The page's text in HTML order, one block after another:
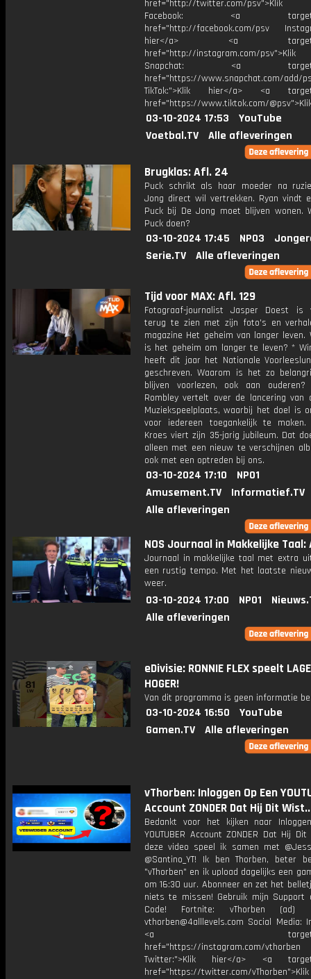
href="http://twitter.com/psv">Klik
Facebook: <a
href="http://facebook.com/psv
hier</a> <a
href="http://instagram.com/
Snapchat: <a
href="https://www.snapchat.com/add/
TikTok:">Klik hier</a> <a
href="https://www.tiktok.com/
03-10-2024 17:53
YouTube
Voetbal.TV
Alle afleveringen
Brugklas: Afl. 24
Puck schrikt als haar moeder na
Jong direct wil vertrekken. Ryan vindt
Puck bij De Jong moet blijven wonen.
Puck doen?
03-10-2024 17:45 NPO3
Serie.TV
Alle afleveringen
Tijd voor MAX: Afl. 129
Fotograaf-journalist Jasper Doest is
terug te zien met zijn foto's en
magazine Het geheim van langer leven.
is het geheim om langer te leven? *
heeft dit jaar het Nationale
geschreven. Waarom is het zo
blijven voorlezen, ook aan
Rombley vertelt over de lancering van
Muziekspeelplaats, waarbij het doel is
voor iedereen toegankelijk te
Kroes viert zijn 35-jarig jubileum. Dat
alleen met een nieuw te verschijnen
ook met een optreden bij ons.
03-10-2024 17:10
NPO1
Amusement.TV
Informatief.TV
Alle afleveringen
NOS Journaal in Makkelijke Taal:
Journaal in makkelijke taal met extra
een rustig tempo. Met het laatste
weer.
03-10-2024 17:00 NPO1
Alle afleveringen
eDivisie: RONNIE FLEX speelt
HOGER!
Van dit programma is geen informatie
03-10-2024 16:50
YouTube
Gamen.TV
Alle afleveringen
vThorben: Inloggen Op Een
Account ZONDER Dat Hij Dit
Bedankt voor het kijken naar
YOUTUBER Account ZONDER Dat Hij
deze video speel ik samen met
@Santino_YT! Ik ben Thorben, beter
"vThorben" en ik upload dagelijks een
om 16:30 uur. Abonneer en zet het
niets te missen! Gebruik mijn Support
Code! Fortnite: vThorben (ad)
vthorben@4alllevels.com Social Media:
<a
href="https://instagram.com/vthorben
Twitter:">Klik hier</a> <a
href="https://twitter.com/